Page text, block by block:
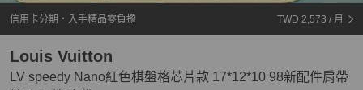
信用卡分期・入手精品零負擔 TWD 2,573 / 月
LV speedy Nano紅色棋盤格芯片款 17*12*10 98新配件肩帶
Louis Vuitton